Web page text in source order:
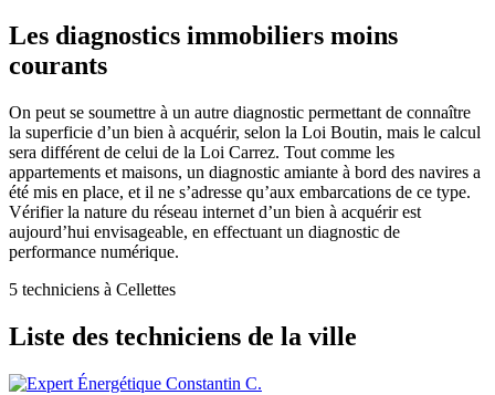
Les diagnostics immobiliers moins
courants
On peut se soumettre à un autre diagnostic permettant de connaître
la superficie d’un bien à acquérir, selon la Loi Boutin, mais le calcul
sera différent de celui de la Loi Carrez. Tout comme les
appartements et maisons, un diagnostic amiante à bord des navires a
été mis en place, et il ne s’adresse qu’aux embarcations de ce type.
Vérifier la nature du réseau internet d’un bien à acquérir est
aujourd’hui envisageable, en effectuant un diagnostic de
performance numérique.
5 techniciens à Cellettes
Liste des techniciens de la ville
Constantin C.